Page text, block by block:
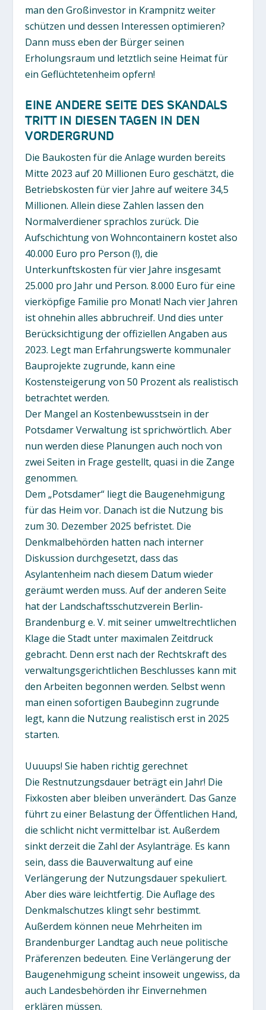
man den Großinvestor in Krampnitz weiter
schützen und dessen Interessen optimieren?
Dann muss eben der Bürger seinen
Erholungsraum und letztlich seine Heimat für
ein Geflüchtetenheim opfern!
EINE ANDERE SEITE DES SKANDALS
TRITT IN DIESEN TAGEN IN DEN
VORDERGRUND
Die Baukosten für die Anlage wurden bereits
Mitte 2023 auf 20 Millionen Euro geschätzt, die
Betriebskosten für vier Jahre auf weitere 34,5
Millionen. Allein diese Zahlen lassen den
Normalverdiener sprachlos zurück. Die
Aufschichtung von Wohncontainern kostet also
40.000 Euro pro Person (!), die
Unterkunftskosten für vier Jahre insgesamt
25.000 pro Jahr und Person. 8.000 Euro für eine
vierköpfige Familie pro Monat! Nach vier Jahren
ist ohnehin alles abbruchreif. Und dies unter
Berücksichtigung der offiziellen Angaben aus
2023. Legt man Erfahrungswerte kommunaler
Bauprojekte zugrunde, kann eine
Kostensteigerung von 50 Prozent als realistisch
betrachtet werden.
Der Mangel an Kostenbewusstsein in der
Potsdamer Verwaltung ist sprichwörtlich. Aber
nun werden diese Planungen auch noch von
zwei Seiten in Frage gestellt, quasi in die Zange
genommen.
Dem „Potsdamer“ liegt die Baugenehmigung
für das Heim vor. Danach ist die Nutzung bis
zum 30. Dezember 2025 befristet. Die
Denkmalbehörden hatten nach interner
Diskussion durchgesetzt, dass das
Asylantenheim nach diesem Datum wieder
geräumt werden muss. Auf der anderen Seite
hat der Landschaftsschutzverein Berlin-
Brandenburg e. V. mit seiner umweltrechtlichen
Klage die Stadt unter maximalen Zeitdruck
gebracht. Denn erst nach der Rechtskraft des
verwaltungsgerichtlichen Beschlusses kann mit
den Arbeiten begonnen werden. Selbst wenn
man einen sofortigen Baubeginn zugrunde
legt, kann die Nutzung realistisch erst in 2025
starten.
Uuuups! Sie haben richtig gerechnet
Die Restnutzungsdauer beträgt ein Jahr! Die
Fixkosten aber bleiben unverändert. Das Ganze
führt zu einer Belastung der Öffentlichen Hand,
die schlicht nicht vermittelbar ist. Außerdem
sinkt derzeit die Zahl der Asylanträge. Es kann
sein, dass die Bauverwaltung auf eine
Verlängerung der Nutzungsdauer spekuliert.
Aber dies wäre leichtfertig. Die Auflage des
Denkmalschutzes klingt sehr bestimmt.
Außerdem können neue Mehrheiten im
Brandenburger Landtag auch neue politische
Präferenzen bedeuten. Eine Verlängerung der
Baugenehmigung scheint insoweit ungewiss, da
auch Landesbehörden ihr Einvernehmen
erklären müssen.